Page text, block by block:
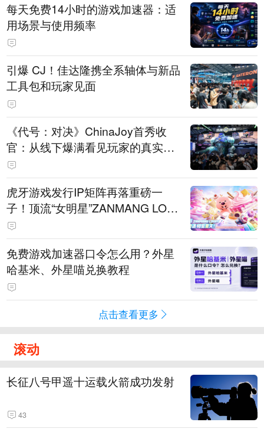
每天免费14小时的游戏加速器：适
用场景与使用频率
引爆 CJ！佳达隆携全系轴体与新品
工具包和玩家见面
《代号：对决》ChinaJoy首秀收
官：从线下爆满看见玩家的真实期
待
虎牙游戏发行IP矩阵再落重磅一
子！顶流“女明星”ZANMANG LOO
PY 正版3D消除手游《消消奇遇》
惊喜曝光
免费游戏加速器口令怎么用？外星
哈基米、外星喵兑换教程
点击查看更多
滚动
长征八号甲遥十运载火箭成功发射
43